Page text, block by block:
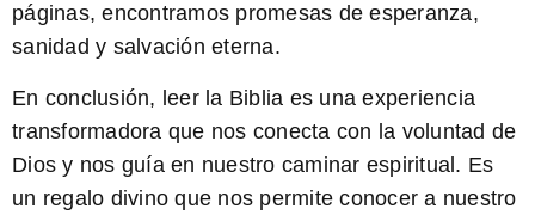
páginas, encontramos promesas de esperanza,
sanidad y salvación eterna.
En conclusión, leer la Biblia es una experiencia
transformadora que nos conecta con la voluntad de
Dios y nos guía en nuestro caminar espiritual. Es
un regalo divino que nos permite conocer a nuestro